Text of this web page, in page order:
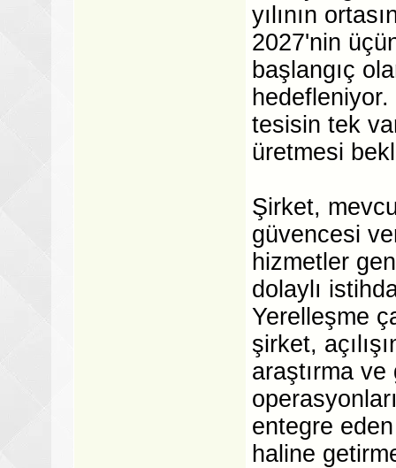
yılının
2027'nin
başlangıç
tesisin tek
üretmesi
Şirket,
güvencesi
hizmetler
dolaylı
Yerelleşme
şirket,
araştırma
entegre
haline